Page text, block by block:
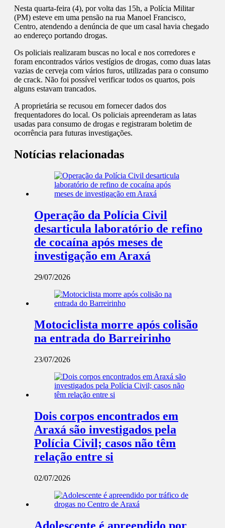
Nesta quarta-feira (4), por volta das 15h, a Polícia Militar
(PM) esteve em uma pensão na rua Manoel Francisco,
Centro, atendendo a denúncia de que um casal havia chegado
ao endereço portando drogas.
Os policiais realizaram buscas no local e nos corredores e
foram encontrados vários vestígios de drogas, como duas latas
vazias de cerveja com vários furos, utilizadas para o consumo
de crack. Não foi possível verificar todos os quartos, pois
alguns estavam trancados.
A proprietária se recusou em fornecer dados dos
frequentadores do local. Os policiais apreenderam as latas
usadas para consumo de drogas e registraram boletim de
ocorrência para futuras investigações.
Notícias relacionadas
Operação da Polícia Civil
desarticula laboratório de refino
de cocaína após meses de
investigação em Araxá
29/07/2026
Motociclista morre após colisão
na entrada do Barreirinho
23/07/2026
Dois corpos encontrados em
Araxá são investigados pela
Polícia Civil; casos não têm
relação entre si
02/07/2026
Adolescente é apreendido por